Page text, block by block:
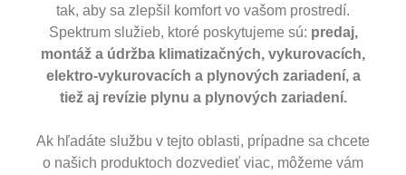
tak, aby sa zlepšil komfort vo vašom prostredí.
Spektrum služieb, ktoré poskytujeme sú: predaj,
montáž a údržba klimatizačných, vykurovacích,
elektro-vykurovacích a plynových zariadení, a
tiež aj revízie plynu a plynových zariadení.
Ak hľadáte službu v tejto oblasti, prípadne sa chcete
o našich produktoch dozvedieť viac, môžeme vám